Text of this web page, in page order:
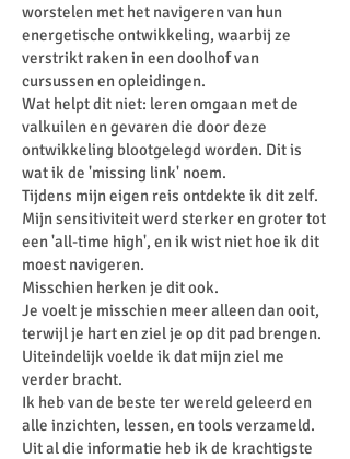
worstelen met het navigeren van hun
energetische ontwikkeling, waarbij ze
verstrikt raken in een doolhof van
cursussen en opleidingen.
Wat helpt dit niet: leren omgaan met de
valkuilen en gevaren die door deze
ontwikkeling blootgelegd worden. Dit is
wat ik de 'missing link' noem.
Tijdens mijn eigen reis ontdekte ik dit zelf.
Mijn sensitiviteit werd sterker en groter tot
een 'all-time high', en ik wist niet hoe ik dit
moest navigeren.
Misschien herken je dit ook.
Je voelt je misschien meer alleen dan ooit,
terwijl je hart en ziel je op dit pad brengen.
Uiteindelijk voelde ik dat mijn ziel me
verder bracht.
Ik heb van de beste ter wereld geleerd en
alle inzichten, lessen, en tools verzameld.
Uit al die informatie heb ik de krachtigste